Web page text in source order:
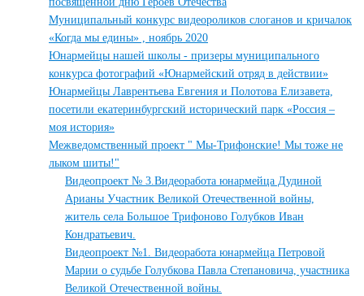
Муниципальный конкурс видеороликов слоганов и кричалок
«Когда мы едины» , ноябрь 2020
Юнармейцы нашей школы - призеры муниципального
конкурса фотографий «Юнармейский отряд в действии»
Юнармейцы Лаврентьева Евгения и Полотова Елизавета,
посетили екатеринбургский исторический парк «Россия –
моя история»
Межведомственный проект " Мы-Трифонские! Мы тоже не
лыком шиты!"
Видеопроект № 3.Видеоработа юнармейца Дудиной
Арианы Участник Великой Отечественной войны,
житель села Большое Трифоново Голубков Иван
Кондратьевич.
Видеопроект №1. Видеоработа юнармейца Петровой
Марии о судьбе Голубкова Павла Степановича, участника
Великой Отечественной войны.